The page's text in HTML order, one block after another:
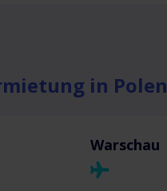
in Polen
Warschau